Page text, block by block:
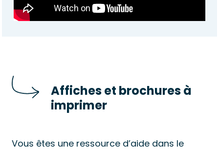
Affiches et brochures à
imprimer
Vous êtes une ressource d’aide dans le